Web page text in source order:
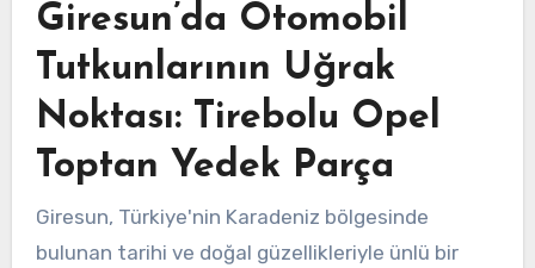
Giresun’da Otomobil
Tutkunlarının Uğrak
Noktası: Tirebolu Opel
Toptan Yedek Parça
Giresun, Türkiye'nin Karadeniz bölgesinde
bulunan tarihi ve doğal güzellikleriyle ünlü bir